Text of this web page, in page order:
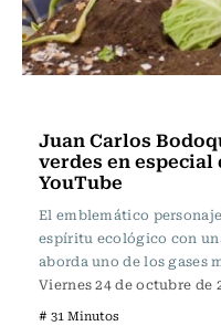
Juan Carlos
verdes en especial
YouTube
El emblemático
espíritu ecológico con
aborda uno de los gases
Viernes 24 de octubre de
# 31 Minutos